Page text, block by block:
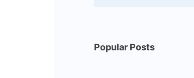
Popular Posts